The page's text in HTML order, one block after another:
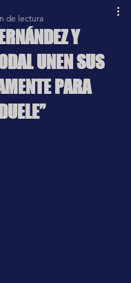
Y
UNEN SUS
PARA
de lectura
estrellas.